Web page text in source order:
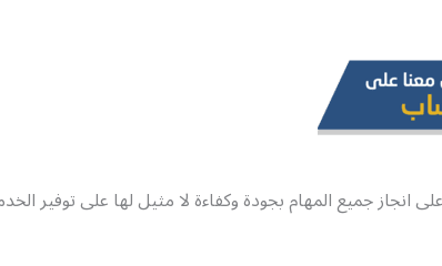
انجاز جميع المهام بجودة وكفاءة لا مثيل لها على توفير